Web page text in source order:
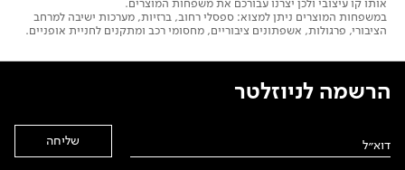
אותו קו עיצובי ולכן יצרנו עבורכם את משפחות המוצרים.
במשפחות המוצרים ניתן למצוא: ספסלי רחוב, ברזיות, מערכות ישיבה למרחב
הציבורי, פרגולות, אשפתונים ציבוריים, מחסומי רכב ומתקנים לחניית אופניים.
הרשמה לניוזלטר